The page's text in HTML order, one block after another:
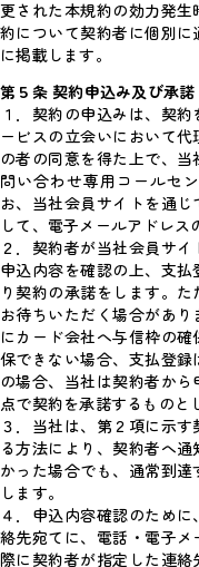
更された本規約の効力発
約について契約者に個別
に掲載します。
第５条 契約申込み及び承諾
１．契約の申込みは、契
ービスの立会いにおいて
の者の同意を得た上で、
問い合わせ専用コールセ
お、当社会員サイトを通
して、電子メールアドレス
２．契約者が当社会員サイ
申込内容を確認の上、支
り契約の承諾をします。
お待ちいただく場合があ
にカード会社へ与信枠の
保できない場合、支払登
の場合、当社は契約者か
点で契約を承諾するものと
３．当社は、第２項に示
る方法により、契約者へ
かった場合でも、通常到
します。
４．申込内容確認のため
絡先宛てに、電話・電子
際に契約者が指定した連